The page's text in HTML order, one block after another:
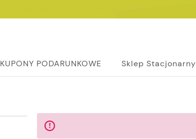
KUPONY PODARUNKOWE Sklep Stacjonarny